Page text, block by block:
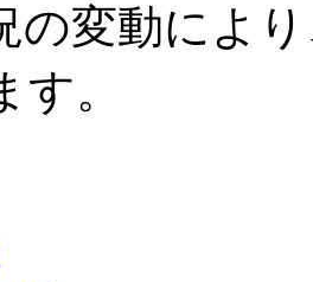
の変動によ
す。